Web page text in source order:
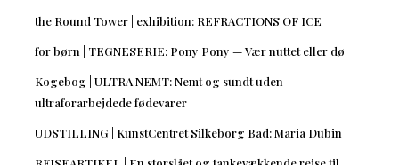
the Round Tower | exhibition: REFRACTIONS OF ICE
for børn | TEGNESERIE: Pony Pony — Vær nuttet eller dø
Kogebog | ULTRA NEMT: Nemt og sundt uden
ultraforarbejdede fødevarer
UDSTILLING | KunstCentret Silkeborg Bad: Maria Dubin